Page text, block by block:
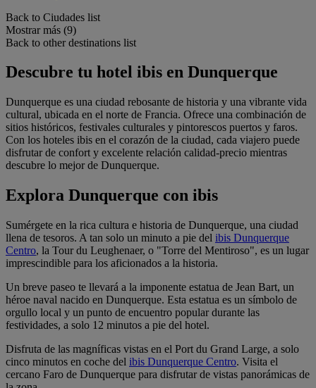
Back to Ciudades list
Mostrar más (9)
Back to other destinations list
Descubre tu hotel ibis en Dunquerque
Dunquerque es una ciudad rebosante de historia y una vibrante vida
cultural, ubicada en el norte de Francia. Ofrece una combinación de
sitios históricos, festivales culturales y pintorescos puertos y faros.
Con los hoteles ibis en el corazón de la ciudad, cada viajero puede
disfrutar de confort y excelente relación calidad-precio mientras
descubre lo mejor de Dunquerque.
Explora Dunquerque con ibis
Sumérgete en la rica cultura e historia de Dunquerque, una ciudad
llena de tesoros. A tan solo un minuto a pie del ibis Dunquerque
Centro, la Tour du Leughenaer, o "Torre del Mentiroso", es un lugar
imprescindible para los aficionados a la historia.
Un breve paseo te llevará a la imponente estatua de Jean Bart, un
héroe naval nacido en Dunquerque. Esta estatua es un símbolo de
orgullo local y un punto de encuentro popular durante las
festividades, a solo 12 minutos a pie del hotel.
Disfruta de las magníficas vistas en el Port du Grand Large, a solo
cinco minutos en coche del ibis Dunquerque Centro. Visita el
cercano Faro de Dunquerque para disfrutar de vistas panorámicas de